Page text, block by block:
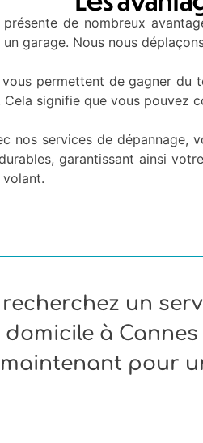
de nombreux
garage. Nous nous
permettent de gagner du
signifie que vous
nos services de dépannage,
garantissant ainsi
volant.
recherchez un
à
pour